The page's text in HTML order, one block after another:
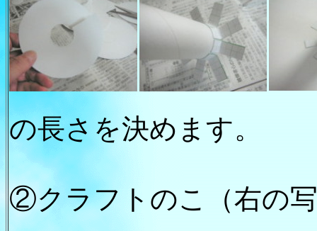
の長さを決めます。
②クラフトのこ（右の